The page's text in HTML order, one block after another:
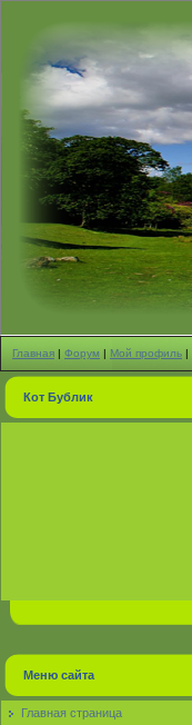
Главная | Форум | Мой профиль |
Кот Бублик
Меню сайта
Главная страница